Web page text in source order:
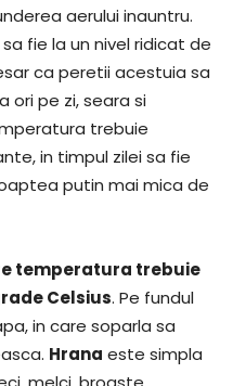
aerului inauntru.
fie la un nivel ridicat de
ca peretii acestuia sa
ori pe zi, seara si
trebuie
in timpul zilei sa fie
putin mai mica de
temperatura trebuie
Celsius. Pe fundul
in care soparla sa
Hrana este simpla